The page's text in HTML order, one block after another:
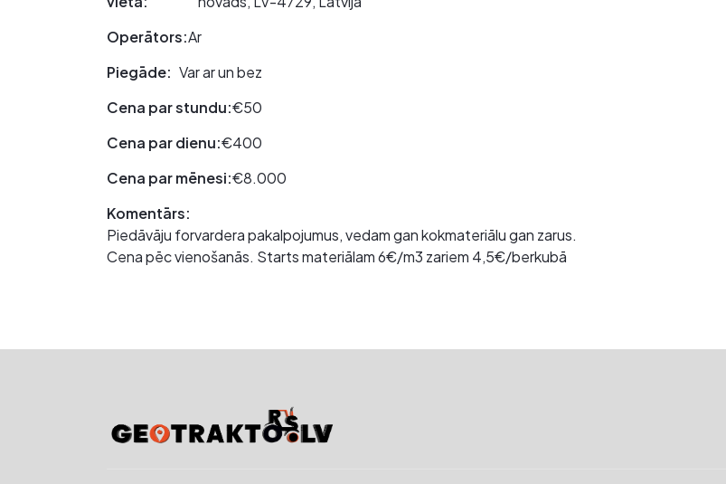
Operātors:Ar
Piegāde: Var ar un bez
Cena par stundu:€50
Cena par dienu:€400
Cena par mēnesi:€8.000
Komentārs:
Piedāvāju forvardera pakalpojumus, vedam gan kokmateriālu gan zarus.
Cena pēc vienošanās. Starts materiālam 6€/m3 zariem 4,5€/berkubā